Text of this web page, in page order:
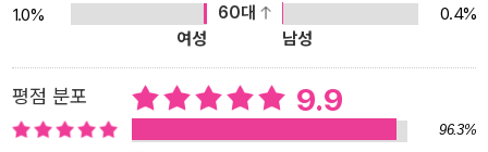
을 끌어올리는 독후 활동: 작품마다 글의 내용을 확인할 수 있는 활동
과 성취기준에 도달할 수 있는 활동을 같이 제시하여 독해의 질을 높
능: 권말에는 수록작을 활용한 수능형 문제와 해설을 담아 중학생이
느끼는 수능에 대한 막연한 호기심과 불안을 해소할 수 있도록 하였
1.0%
60대
0.4%
여성
남성
평점 분포 9.9
96.3%